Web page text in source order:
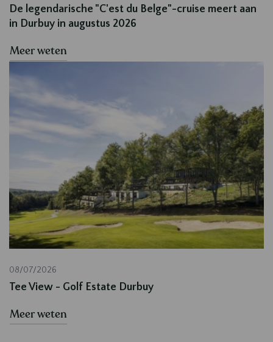
De legendarische "C'est du Belge"-cruise meert aan
in Durbuy in augustus 2026
Meer weten
08/07/2026
Tee View - Golf Estate Durbuy
Meer weten